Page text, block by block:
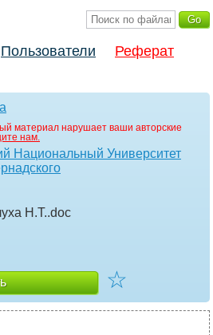
Пользователи
Реферат
материал нарушает ваши авторские
нам.
Национальный Университет
Н.Т..doc
☆